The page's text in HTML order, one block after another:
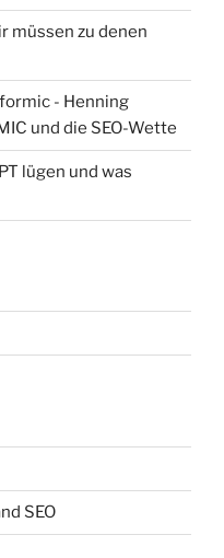
müssen zu denen
- Henning
und die SEO-Wette
lügen und was
SEO